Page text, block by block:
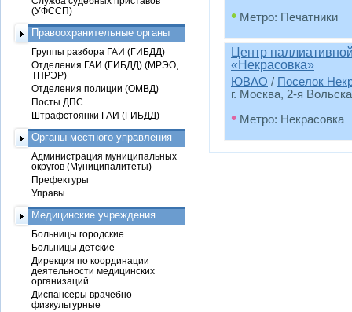
• Метро: Печатники
Центр
«Некрасовка»
ЮВАО / Поселок
г. Москва, 2-я
• Метро: Некрасовка
(УФССП)
Правоохранительные органы
Группы разбора ГАИ (ГИБДД)
Отделения ГАИ (ГИБДД) (МРЭО,
ТНРЭР)
Отделения полиции (ОМВД)
Посты ДПС
Штрафстоянки ГАИ (ГИБДД)
Органы местного управления
Администрация муниципальных
округов (Муниципалитеты)
Префектуры
Управы
Медицинские учреждения
Больницы городские
Больницы детские
Дирекция по координации
деятельности медицинских
организаций
Диспансеры врачебно-
физкультурные